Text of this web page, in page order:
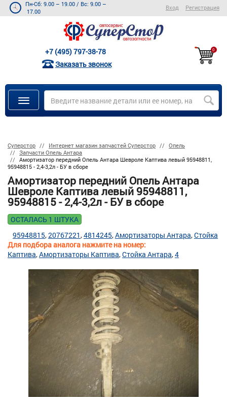
Пн-Сб: 9.00 – 19.00 / Вс: 9.00 –
17.00
Вход Регистрация
+7 (495) 797-38-78
Заказать звонок
0
Суперстор Интернет магазин запчастей Суперстор
Опель
Запчасти Опель Антара
Амортизатор передний Опель Антара Шевроле Каптива левый 95948811,
95948815 - 2,4-3,2л - БУ в сборе
Амортизатор передний Опель Антара
Шевроле Каптива левый 95948811,
95948815 - 2,4-3,2л - БУ в сборе
ОСТАЛАСЬ 1 ШТУКА
Для подбора аналога нажмите на номер:
95948815 20767221 4814245 Амортизаторы Антара Стойка
Каптива Амортизаторы Каптива Стойка Антара 4